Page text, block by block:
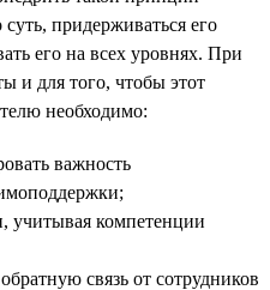
придерживаться его
его на всех уровнях. При
и для того, чтобы этот
необходимо:
важность
учитывая компетенции
связь от сотрудников